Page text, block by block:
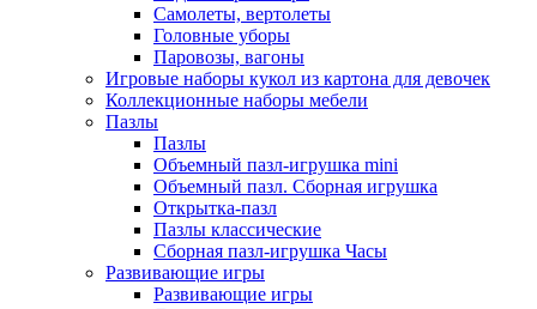
Самолеты, вертолеты
Головные уборы
Паровозы, вагоны
Игровые наборы кукол из картона для девочек
Коллекционные наборы мебели
Пазлы
Пазлы
Объемный пазл-игрушка mini
Объемный пазл. Сборная игрушка
Открытка-пазл
Пазлы классические
Сборная пазл-игрушка Часы
Развивающие игры
Развивающие игры